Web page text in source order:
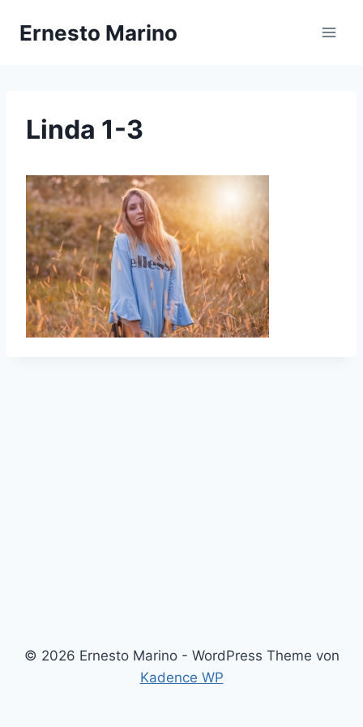
InhaltErnesto Marino
Linda 1-3
© 2026 Ernesto Marino - WordPress Theme von
Kadence WP